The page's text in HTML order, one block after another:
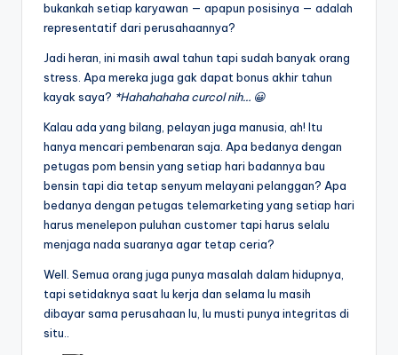
bukankah setiap karyawan — apapun posisinya — adalah
representatif dari perusahaannya?
Jadi heran, ini masih awal tahun tapi sudah banyak orang
stress. Apa mereka juga gak dapat bonus akhir tahun
kayak saya? *Hahahahaha curcol nih… 😀
Kalau ada yang bilang, pelayan juga manusia, ah! Itu
hanya mencari pembenaran saja. Apa bedanya dengan
petugas pom bensin yang setiap hari badannya bau
bensin tapi dia tetap senyum melayani pelanggan? Apa
bedanya dengan petugas telemarketing yang setiap hari
harus menelepon puluhan customer tapi harus selalu
menjaga nada suaranya agar tetap ceria?
Well. Semua orang juga punya masalah dalam hidupnya,
tapi setidaknya saat lu kerja dan selama lu masih
dibayar sama perusahaan lu, lu musti punya integritas di
situ..